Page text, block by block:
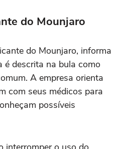
do Mounjaro
do Mounjaro, informa
é descrita na bula como
A empresa orienta
com seus médicos para
possíveis